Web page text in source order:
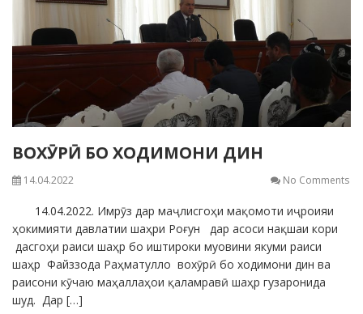
ВОХӮРӢ БО ХОДИМОНИ ДИН
14.04.2022 No Comments
14.04.2022. Имрӯз дар маҷлисгоҳи мақомоти иҷроияи
ҳокимияти давлатии шаҳри Роғун дар асоси нақшаи кори
дасгоҳи раиси шаҳр бо иштироки муовини якуми раиси
шаҳр Файззода Раҳматулло вохӯрӣ бо ходимони дин ва
раисони кӯчаю маҳаллаҳои қаламравӣ шаҳр гузаронида
шуд. Дар […]